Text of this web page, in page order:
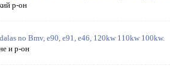
р-он
no Bmv, e90, e91, e46, 120kw 110kw 100kw.
и р-он